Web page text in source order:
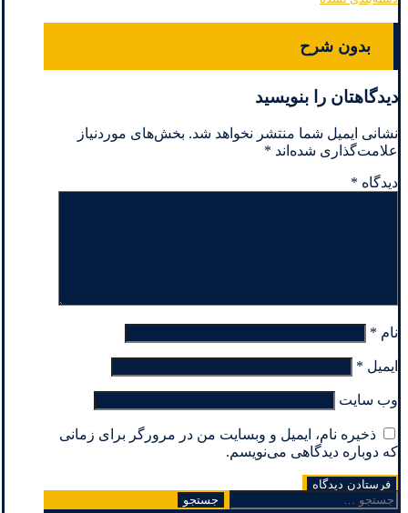
بدون شرح
دیدگاهتان را بنویسید
نشانی ایمیل شما منتشر نخواهد شد. بخش‌های موردنیاز
علامت‌گذاری شده‌اند *
دیدگاه *
نام *
ایمیل *
وب‌ سایت
ذخیره نام، ایمیل و وبسایت من در مرورگر برای زمانی
که دوباره دیدگاهی می‌نویسم.
جستجو